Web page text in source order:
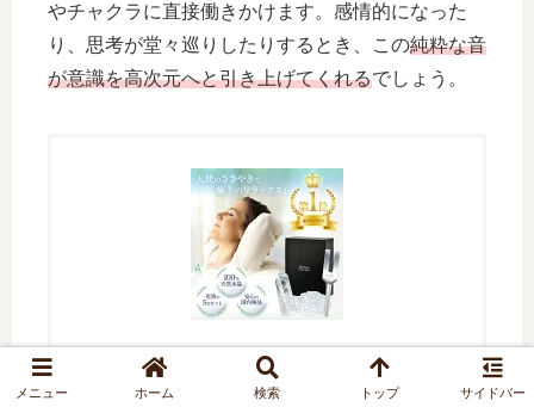
やチャクラに直接働きかけます。感情的になった
り、思考が堂々巡りしたりするとき、この純粋な音
が意識を高次元へと引き上げてくれるでしょう。
クリスタルチューナー 音叉 4096hz 水
メニュー ホーム 検索 トップ サイドバー